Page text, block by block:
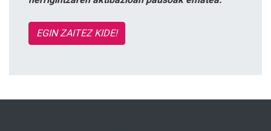
EGIN ZAITEZ KIDE!